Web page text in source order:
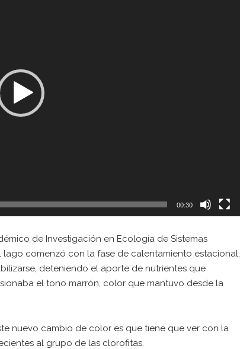
00:30
de Investigación en Ecología de Sistemas
comenzó con la fase de calentamiento estacional.
deteniendo el aporte de nutrientes que
el tono marrón, color que mantuvo desde la
nuevo cambio de color es que tiene que ver con la
al grupo de las clorofitas.